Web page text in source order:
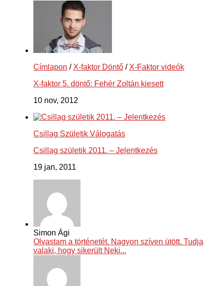
Címlapon / X-faktor Döntő / X-Faktor videók
X-faktor 5. döntő: Fehér Zoltán kiesett
10 nov, 2012
Csillag Születik Válogatás
Csillag születik 2011. – Jelentkezés
19 jan, 2011
Simon Ági
Olvastam a történetét. Nagyon szíven ütött. Tudja
valaki, hogy sikerült Neki...